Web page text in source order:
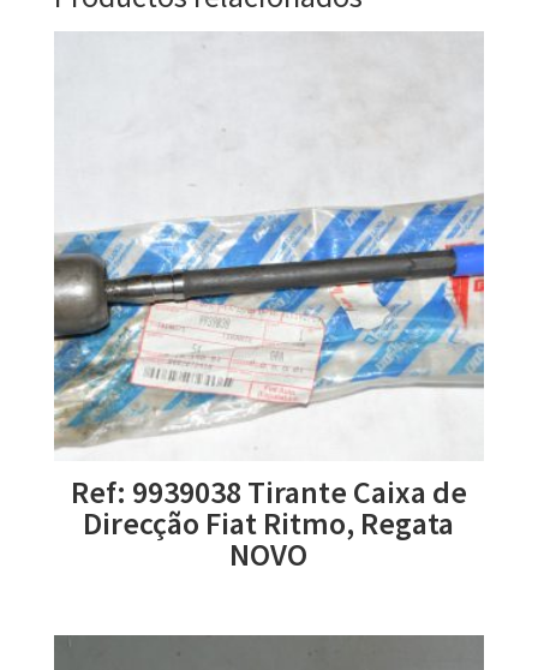
Ref: 9939038 Tirante Caixa de
Direcção Fiat Ritmo, Regata
NOVO